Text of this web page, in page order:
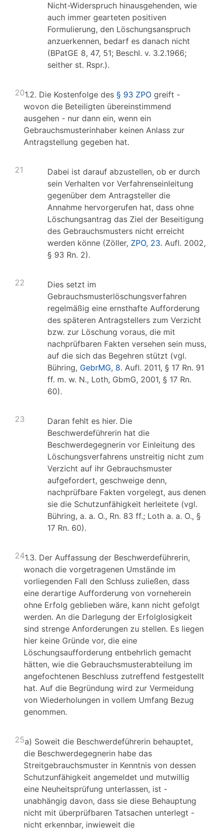
Nicht-Widerspruch hinausgehenden, wie
auch immer gearteten positiven
Formulierung, den Löschungsanspruch
anzuerkennen, bedarf es danach nicht
(BPatGE 8, 47, 51; Beschl. v. 3.2.1966;
seither st. Rspr.).
201.2. Die Kostenfolge des § 93 ZPO greift -
wovon die Beteiligten übereinstimmend
ausgehen - nur dann ein, wenn ein
Gebrauchsmusterinhaber keinen Anlass zur
Antragstellung gegeben hat.
21
Dabei ist darauf abzustellen, ob er durch
sein Verhalten vor Verfahrenseinleitung
gegenüber dem Antragsteller die
Annahme hervorgerufen hat, dass ohne
Löschungsantrag das Ziel der Beseitigung
des Gebrauchsmusters nicht erreicht
werden könne (Zöller, ZPO, 23. Aufl. 2002,
§ 93 Rn. 2).
22
Dies setzt im
Gebrauchsmusterlöschungsverfahren
regelmäßig eine ernsthafte Aufforderung
des späteren Antragstellers zum Verzicht
bzw. zur Löschung voraus, die mit
nachprüfbaren Fakten versehen sein muss,
auf die sich das Begehren stützt (vgl.
Bühring, GebrMG, 8. Aufl. 2011, § 17 Rn. 91
ff. m. w. N., Loth, GbmG, 2001, § 17 Rn.
60).
23
Daran fehlt es hier. Die
Beschwerdeführerin hat die
Beschwerdegegnerin vor Einleitung des
Löschungsverfahrens unstreitig nicht zum
Verzicht auf ihr Gebrauchsmuster
aufgefordert, geschweige denn,
nachprüfbare Fakten vorgelegt, aus denen
sie die Schutzunfähigkeit herleitete (vgl.
Bühring, a. a. O., Rn. 83 ff.; Loth a. a. O., §
17 Rn. 60).
241.3. Der Auffassung der Beschwerdeführerin,
wonach die vorgetragenen Umstände im
vorliegenden Fall den Schluss zuließen, dass
eine derartige Aufforderung von vorneherein
ohne Erfolg geblieben wäre, kann nicht gefolgt
werden. An die Darlegung der Erfolglosigkeit
sind strenge Anforderungen zu stellen. Es liegen
hier keine Gründe vor, die eine
Löschungsaufforderung entbehrlich gemacht
hätten, wie die Gebrauchsmusterabteilung im
angefochtenen Beschluss zutreffend festgestellt
hat. Auf die Begründung wird zur Vermeidung
von Wiederholungen in vollem Umfang Bezug
genommen.
25a) Soweit die Beschwerdeführerin behauptet,
die Beschwerdegegnerin habe das
Streitgebrauchsmuster in Kenntnis von dessen
Schutzunfähigkeit angemeldet und mutwillig
eine Neuheitsprüfung unterlassen, ist -
unabhängig davon, dass sie diese Behauptung
nicht mit überprüfbaren Tatsachen unterlegt -
nicht erkennbar, inwieweit die